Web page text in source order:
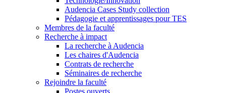
Audencia Cases Study collection
Pédagogie et apprentissages pour TES
Membres de la faculté
Recherche à impact
La recherche à Audencia
Les chaires d'Audencia
Contrats de recherche
Séminaires de recherche
Rejoindre la faculté
Postes ouverts